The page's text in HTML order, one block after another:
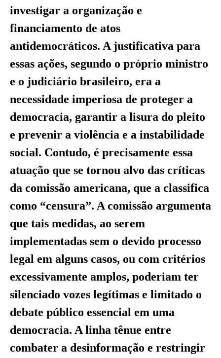
investigar a organização e
financiamento de atos
antidemocráticos. A justificativa para
essas ações, segundo o próprio ministro
e o judiciário brasileiro, era a
necessidade imperiosa de proteger a
democracia, garantir a lisura do pleito
e prevenir a violência e a instabilidade
social. Contudo, é precisamente essa
atuação que se tornou alvo das críticas
da comissão americana, que a classifica
como “censura”. A comissão argumenta
que tais medidas, ao serem
implementadas sem o devido processo
legal em alguns casos, ou com critérios
excessivamente amplos, poderiam ter
silenciado vozes legítimas e limitado o
debate público essencial em uma
democracia. A linha tênue entre
combater a desinformação e restringir